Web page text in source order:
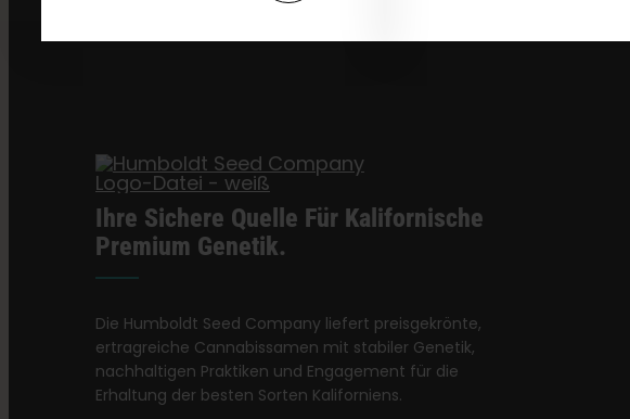
Ihre Sichere Quelle Für Kalifornische
Premium Genetik.
Die Humboldt Seed Company liefert preisgekrönte,
ertragreiche Cannabissamen mit stabiler Genetik,
nachhaltigen Praktiken und Engagement für die
Erhaltung der besten Sorten Kaliforniens.